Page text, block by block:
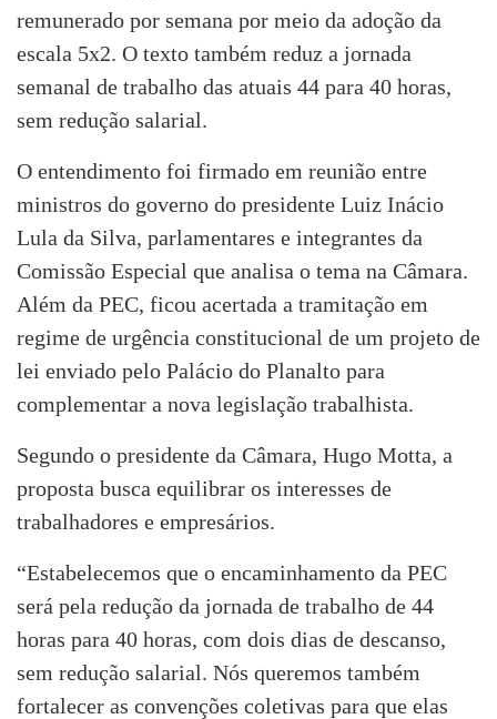
remunerado por semana por meio da adoção da
escala 5x2. O texto também reduz a jornada
semanal de trabalho das atuais 44 para 40 horas,
sem redução salarial.
O entendimento foi firmado em reunião entre
ministros do governo do presidente Luiz Inácio
Lula da Silva, parlamentares e integrantes da
Comissão Especial que analisa o tema na Câmara.
Além da PEC, ficou acertada a tramitação em
regime de urgência constitucional de um projeto de
lei enviado pelo Palácio do Planalto para
complementar a nova legislação trabalhista.
Segundo o presidente da Câmara, Hugo Motta, a
proposta busca equilibrar os interesses de
trabalhadores e empresários.
“Estabelecemos que o encaminhamento da PEC
será pela redução da jornada de trabalho de 44
horas para 40 horas, com dois dias de descanso,
sem redução salarial. Nós queremos também
fortalecer as convenções coletivas para que elas